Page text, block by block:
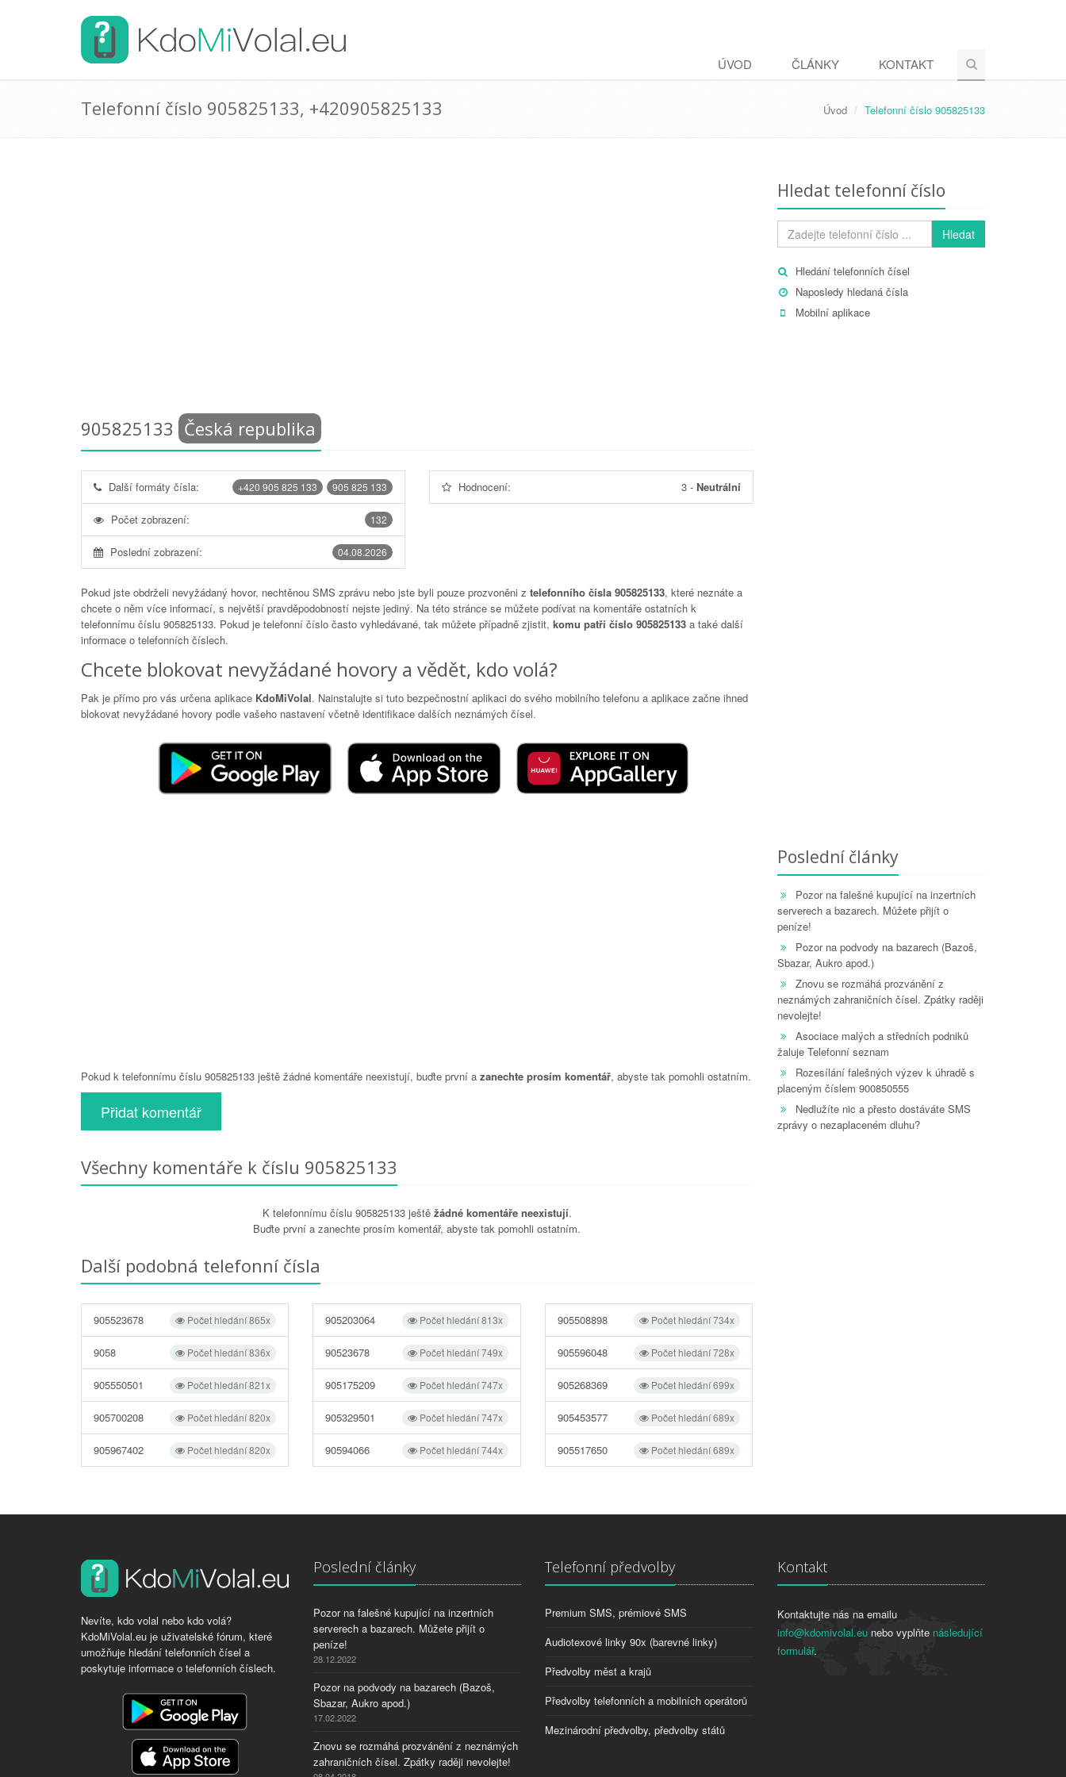
ÚVOD ČLÁNKY KONTAKT
Telefonní číslo 905825133, +420905825133 Úvod Telefonní číslo 905825133
905825133 Česká republika
905 825 133
+420 905 825 133
Další formáty čísla:
132
Počet zobrazení:
04.08.2026
Poslední zobrazení:
Hodnocení: 3- Neutrální
Pokud jste obdrželi nevyžádaný hovor, nechtěnou SMS zprávu nebo jste byli pouze prozvoněni z telefonního čísla 905825133, které neznáte a
chcete o něm více informací, s největší pravděpodobností nejste jediný. Na této stránce se můžete podívat na komentáře ostatních k
telefonnímu číslu 905825133. Pokud je telefonní číslo často vyhledávané, tak můžete případně zjistit, komu patří číslo 905825133 a také další
informace o telefonních číslech.
Chcete blokovat nevyžádané hovory a vědět, kdo volá?
Pak je přímo pro vás určena aplikace KdoMiVolal. Nainstalujte si tuto bezpečnostní aplikaci do svého mobilního telefonu a aplikace začne ihned
blokovat nevyžádané hovory podle vašeho nastavení včetně identifikace dalších neznámých čísel.
Pokud k telefonnímu číslu 905825133 ještě žádné komentáře neexistují, buďte první a zanechte prosím komentář, abyste tak pomohli ostatním.
Přidat komentář
Všechny komentáře k číslu 905825133
K telefonnímu číslu 905825133 ještě žádné komentáře neexistují.
Buďte první a zanechte prosím komentář, abyste tak pomohli ostatním.
Další podobná telefonní čísla
Počet hledání 865x
905523678
Počet hledání 836x
9058
Počet hledání 821x
905550501
Počet hledání 820x
905700208
Počet hledání 820x
905967402
Počet hledání 813x
905203064
Počet hledání 749x
90523678
Počet hledání 747x
905175209
Počet hledání 747x
905329501
Počet hledání 744x
90594066
Počet hledání 734x
905508898
Počet hledání 728x
905596048
Počet hledání 699x
905268369
Počet hledání 689x
905453577
Počet hledání 689x
905517650
Hledat telefonní číslo
Hledat
Hledání telefonních čísel
Naposledy hledaná čísla
Mobilní aplikace
Poslední články
Pozor na falešné kupující na inzertních
serverech a bazarech. Můžete přijít o
peníze!
Pozor na podvody na bazarech (Bazoš,
Sbazar, Aukro apod.)
Znovu se rozmáhá prozvánění z
neznámých zahraničních čísel. Zpátky raději
nevolejte!
Asociace malých a středních podniků
žaluje Telefonní seznam
Rozesílání falešných výzev k úhradě s
placeným číslem 900850555
Nedlužíte nic a přesto dostáváte SMS
zprávy o nezaplaceném dluhu?
Nevíte, kdo volal nebo kdo volá?
KdoMiVolal.eu je uživatelské fórum, které
umožňuje hledání telefonních čísel a
poskytuje informace o telefonních číslech.
Poslední články
Pozor na falešné kupující na inzertních
serverech a bazarech. Můžete přijít o
peníze!
28.12.2022
Pozor na podvody na bazarech (Bazoš,
Sbazar, Aukro apod.)
17.02.2022
Znovu se rozmáhá prozvánění z neznámých
zahraničních čísel. Zpátky raději nevolejte!
Telefonní předvolby
Premium SMS, prémiové SMS
Audiotexové linky 90x (barevné linky)
Předvolby měst a krajů
Předvolby telefonních a mobilních operátorů
Mezinárodní předvolby, předvolby států
Kontakt
Kontaktujte nás na emailu
info@kdomivolal.eunebo vyplňte následující
formulář.